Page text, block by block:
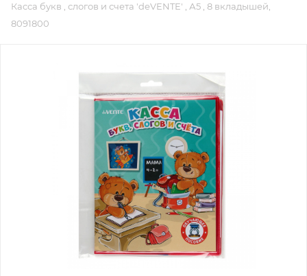
Касса букв , слогов и счета 'deVENTE' , А5 , 8 вкладышей,
8091800